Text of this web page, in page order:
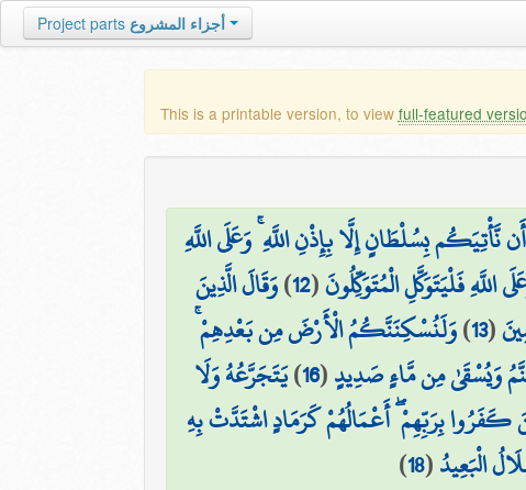
Project parts أجزاء المشروع
This is a printable version, to view full-featured
بِسُلْطَانٍ إِلَّا بِإِذْنِ اللَّهِ ۚ وَعَلَى اللَّهِ
اللَّهِ فَلْيَتَوَكَّلِ الْمُتَوَكِّلُونَ(
12
)وَقَالَ الَّذِينَ
(
13
)وَلَنُسْكِنَنَّكُمُ الْأَرْضَ مِن بَعْدِهِمْ ۚ
وَيُسْقَىٰ مِن مَّاءٍ صَدِيدٍ(
16
)يَتَجَرَّعُهُ وَلَا
كَفَرُوا بِرَبِّهِمْ ۖ أَعْمَالُهُمْ كَرَمَادٍ اشْتَدَّتْ بِهِ
الْبَعِيدُ(
18
)